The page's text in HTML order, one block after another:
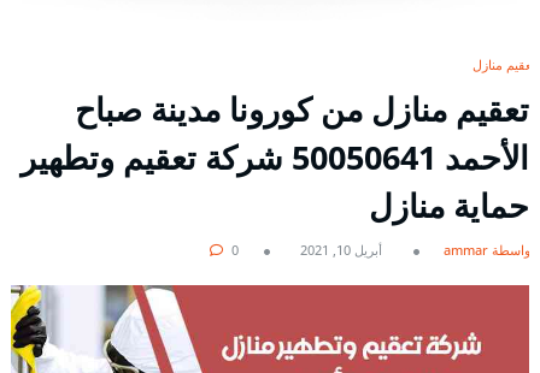
تعقيم منازل
تعقيم منازل من كورونا مدينة صباح
الأحمد 50050641 شركة تعقيم وتطهير
حماية منازل
بواسطة ammar أبريل 10, 2021 0